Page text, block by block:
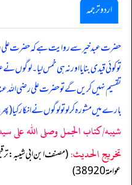
اردو ترجمہ
حضرت عبد خیر سے روایت ہے کہ حضرت علی
تو کوئی قیدی بنایا اور نہ ہی خمس لیا۔
تقسیم نہیں کریں گے تو حضرت علی رضی اللہ
بارے میں مشورہ کرلو تو لوگوں نے انکار کیا
شيبه/كتاب الجمل وصلى الله على
تخریج الحدیث:
عوامة 38920)